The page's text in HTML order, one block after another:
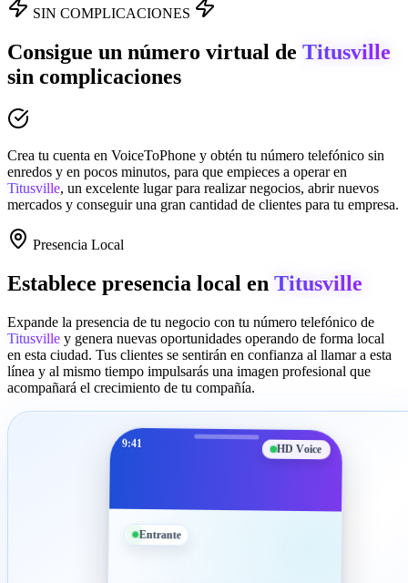
SIN COMPLICACIONES
Consigue un número virtual de Titusville
sin complicaciones
Crea tu cuenta en VoiceToPhone y obtén tu número telefónico sin
enredos y en pocos minutos, para que empieces a operar en
Titusville, un excelente lugar para realizar negocios, abrir nuevos
mercados y conseguir una gran cantidad de clientes para tu empresa.
Presencia Local
Establece presencia local en Titusville
Expande la presencia de tu negocio con tu número telefónico de
Titusville y genera nuevas oportunidades operando de forma local
en esta ciudad. Tus clientes se sentirán en confianza al llamar a esta
línea y al mismo tiempo impulsarás una imagen profesional que
acompañará el crecimiento de tu compañía.
9:41 HD Voice
Entrante